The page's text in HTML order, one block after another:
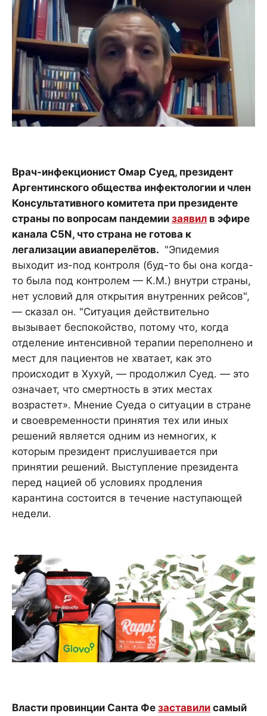
Врач-инфекционист Омар Суед, президент
Аргентинского общества инфектологии и член
Консультативного комитета при президенте
страны по вопросам пандемии заявил в эфире
канала C5N, что страна не готова к
легализации авиаперелётов. "Эпидемия
выходит из-под контроля (буд-то бы она когда-
то была под контролем — К.М.) внутри страны,
нет условий для открытия внутренних рейсов",
— сказал он. "Ситуация действительно
вызывает беспокойство, потому что, когда
отделение интенсивной терапии переполнено и
мест для пациентов не хватает, как это
происходит в Хухуй, — продолжил Суед. — это
означает, что смертность в этих местах
возрастет». Мнение Суеда о ситуации в стране
и своевременности принятия тех или иных
решений является одним из немногих, к
которым президент прислушивается при
принятии решений. Выступление президента
перед нацией об условиях продления
карантина состоится в течение наступающей
недели.
Власти провинции Санта Фе заставили самый